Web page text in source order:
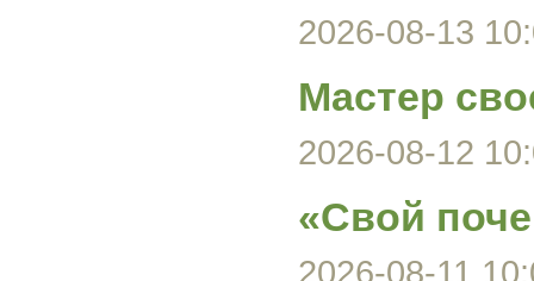
2026-08-13
Мастер
2026-08-12
«Свой
2026-08-11